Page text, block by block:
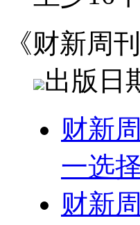
《财新周
出版日
财新
一选
财新